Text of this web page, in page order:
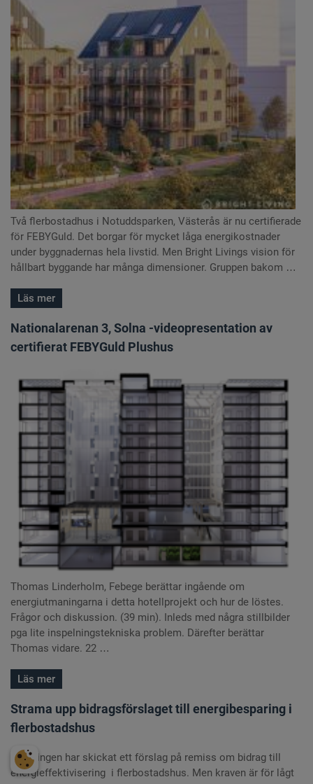
Två flerbostadhus i Notuddsparken, Västerås är nu certifierade
för FEBYGuld. Det borgar för mycket låga energikostnader
under byggnadernas hela livstid. Men Bright Livings vision för
hållbart byggande har många dimensioner. Gruppen bakom …
Läs mer
Nationalarenan 3, Solna -videopresentation av
certifierat FEBYGuld Plushus
Thomas Linderholm, Febege berättar ingående om
energiutmaningarna i detta hotellprojekt och hur de löstes.
Frågor och diskussion. (39 min). Inleds med några stillbilder
pga lite inspelningstekniska problem. Därefter berättar
Thomas vidare. 22 …
Läs mer
Strama upp bidragsförslaget till energibesparing i
flerbostadshus
Regeringen har skickat ett förslag på remiss om bidrag till
energieffektivisering i flerbostadshus. Men kraven är för lågt